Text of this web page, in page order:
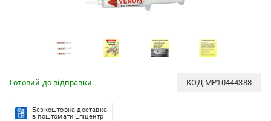
Готовий до відправки КОД MP10444388
Безкоштовна доставка
в поштомати Епіцентр